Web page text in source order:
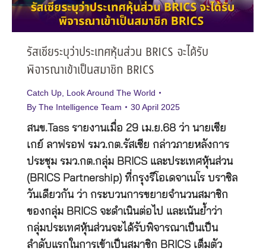
รัสเซียระบุว่าประเทศหุ้นส่วน BRICS จะได้รับ
พิจารณาเข้าเป็นสมาชิก BRICS
Catch Up Look Around The World
By The Intelligence Team 30 April 2025
สนข.Tass รายงานเมื่อ 29 เม.ย.68 ว่า นายเซีย
เกย์ ลาฟรอฟ รมว.กต.รัสเซีย กล่าวภายหลังการ
ประชุม รมว.กต.กลุ่ม BRICS และประเทศหุ้นส่วน
(BRICS Partnership) ที่กรุงรีโอเดจาเนโร บราซิล
วันเดียวกัน ว่า กระบวนการขยายจำนวนสมาชิก
ของกลุ่ม BRICS จะดำเนินต่อไป และเน้นย้ำว่า
กลุ่มประเทศหุ้นส่วนจะได้รับพิจารณาเป็นเป็น
ลำดับแรกในการเข้าเป็นสมาชิก BRICS เต็มตัว